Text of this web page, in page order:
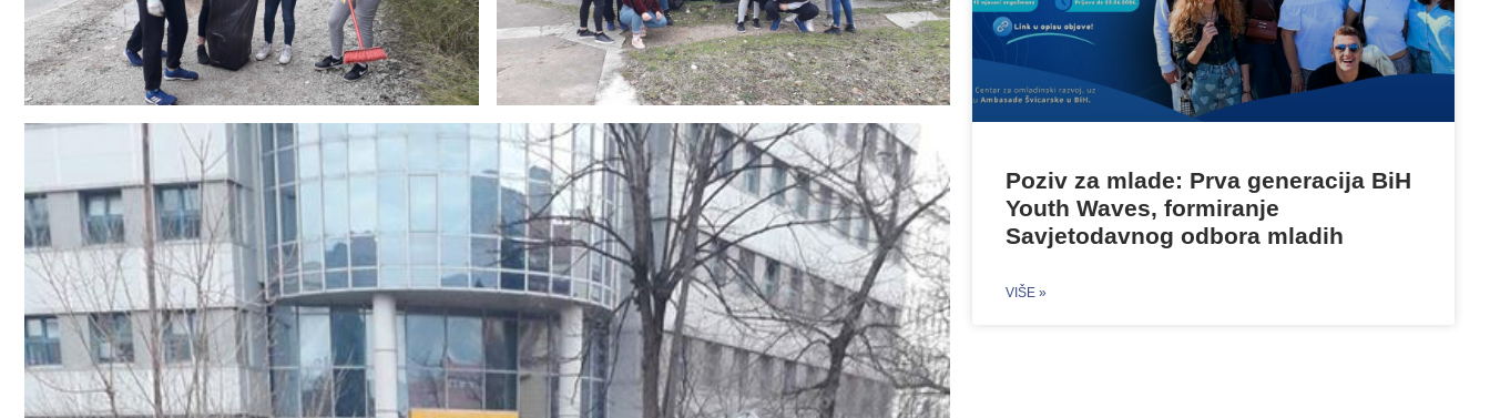
Poziv za mlade: Prva generacija BiH
Youth Waves, formiranje
Savjetodavnog odbora mladih
VIŠE »